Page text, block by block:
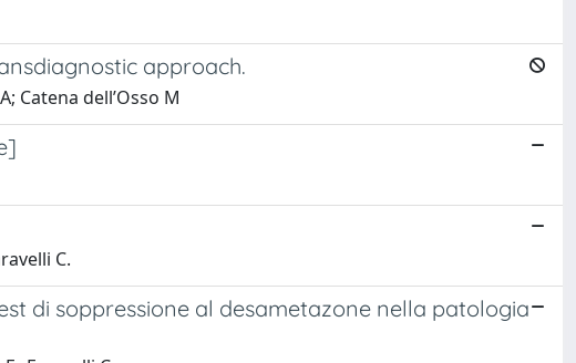
approach.
Catena dell’Osso M
C.
di soppressione al desametazone nella patologia